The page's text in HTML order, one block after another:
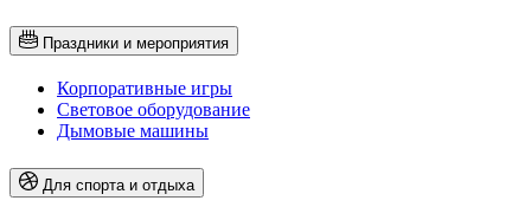
Праздники и мероприятия
Корпоративные игры
Световое оборудование
Дымовые машины
Для спорта и отдыха